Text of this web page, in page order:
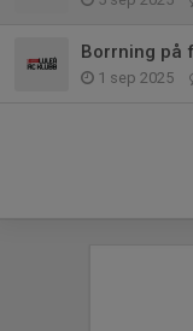
Borrning på
1 sep 2025